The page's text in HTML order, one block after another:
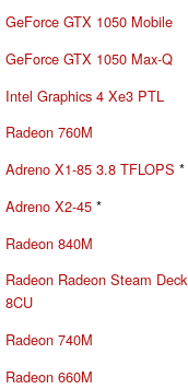
GeForce GTX 1050 Mobile
GeForce GTX 1050 Max-Q
Intel Graphics 4 Xe3 PTL
Radeon 760M
Adreno X1-85 3.8 TFLOPS *
Adreno X2-45 *
Radeon 840M
Radeon Radeon Steam Deck
8CU
Radeon 740M
Radeon 660M